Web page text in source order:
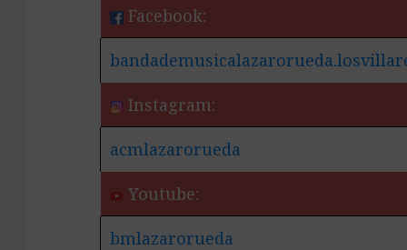
Facebook:
Instagram:
acmlazarorueda
Youtube:
bmlazarorueda